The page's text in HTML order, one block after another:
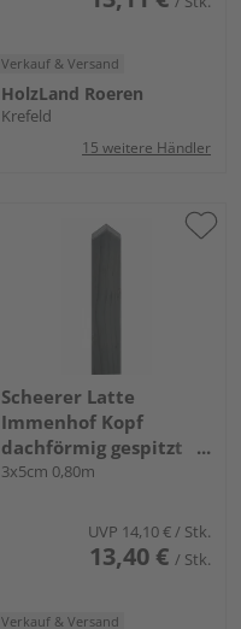
Verkauf & Versand
HolzLand Roeren
Krefeld
15 weitere Händler
Scheerer Latte
Immenhof Kopf
dachförmig gespitzt
transparent lasiert -
3x5cm 0,80m
UVP 14,10 €/ Stk.
13,40 € / Stk.
Verkauf & Versand